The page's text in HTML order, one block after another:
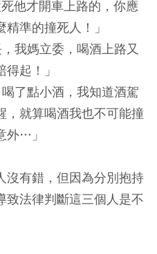
他才開車上路的，你應
精準的撞死人！」
我媽立委，喝酒上路又
起！」
了點小酒，我知道酒駕
，就算喝酒我也不可能撞
外…」
沒有錯，但因為分別抱持
致法律判斷這三個人是不